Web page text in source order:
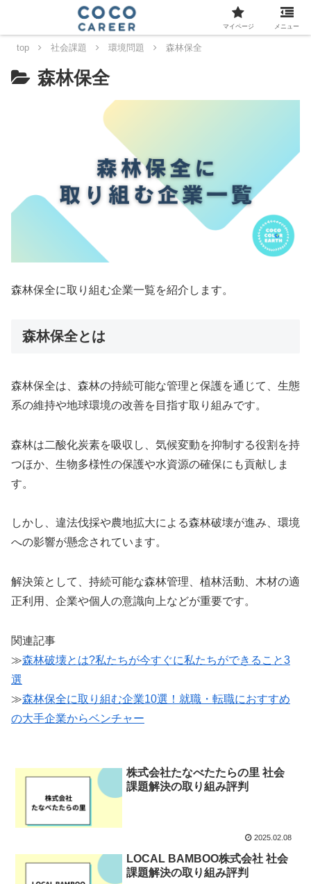
top 社会課題 環境問題 森林保全
森林保全
森林保全に取り組む企業一覧を紹介します。
森林保全とは
森林保全は、森林の持続可能な管理と保護を通じて、生態
系の維持や地球環境の改善を目指す取り組みです。
森林は二酸化炭素を吸収し、気候変動を抑制する役割を持
つほか、生物多様性の保護や水資源の確保にも貢献しま
す。
しかし、違法伐採や農地拡大による森林破壊が進み、環境
への影響が懸念されています。
解決策として、持続可能な森林管理、植林活動、木材の適
正利用、企業や個人の意識向上などが重要です。
関連記事
≫森林破壊とは?私たちが今すぐに私たちができること3
選
≫森林保全に取り組む企業10選！就職・転職におすすめ
の大手企業からベンチャー
株式会社たなべたたらの里 社会
課題解決の取り組み評判
2025.02.08
LOCAL BAMBOO株式会社 社会
課題解決の取り組み評判
マイページ メニュー